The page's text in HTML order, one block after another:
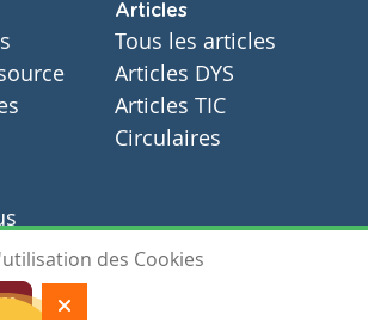
Articles
Tous les articles
Articles DYS
Articles TIC
Circulaires
des Cookies